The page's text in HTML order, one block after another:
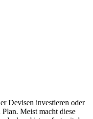
Devisen investieren oder
Meist macht diese